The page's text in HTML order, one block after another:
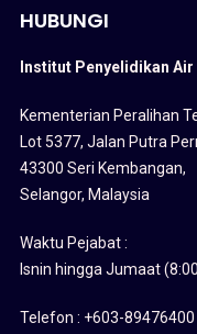
HUBUNGI
Institut Penyelidikan
Kementerian Peralihan
Lot 5377, Jalan Putra
43300 Seri Kembangan,
Selangor, Malaysia
Waktu Pejabat :
Isnin hingga Jumaat
Telefon : +603-89476400